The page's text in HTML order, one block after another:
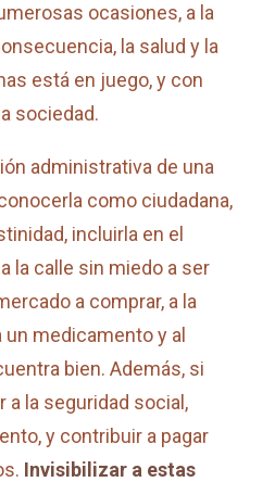
ocasiones, a la
la salud y la
está en juego, y con
sociedad.
administrativa de una
como ciudadana,
incluirla en el
la calle sin miedo a ser
a comprar, a la
medicamento y al
bien. Además, si
a la seguridad social,
y contribuir a pagar
Invisibilizar a estas